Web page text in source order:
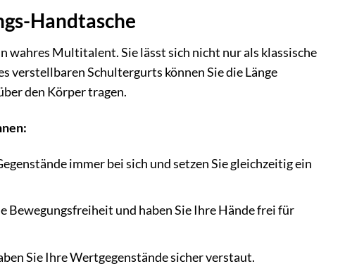
Handtasche
wahres Multitalent. Sie lässt sich nicht nur als klassische
verstellbaren Schultergurts können Sie die Länge
den Körper tragen.
immer bei sich und setzen Sie gleichzeitig ein
Bewegungsfreiheit und haben Sie Ihre Hände frei für
Sie Ihre Wertgegenstände sicher verstaut.